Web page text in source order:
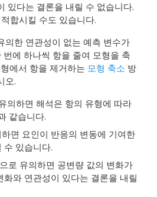
있다는 결론을 내릴 수 없습니다.
합시킬 수도 있습니다.
의한 연관성이 없는 예측 변수가
에 하나씩 항을 줄여 모형을 축
에서 항을 제거하는 모형 축소 방
오.
의하면 해석은 항의 유형에 따라
같습니다.
면 요인이 반응의 변동에 기여한
수 있습니다.
로 유의하면 공변량 값의 변화가
화와 연관성이 있다는 결론을 내릴